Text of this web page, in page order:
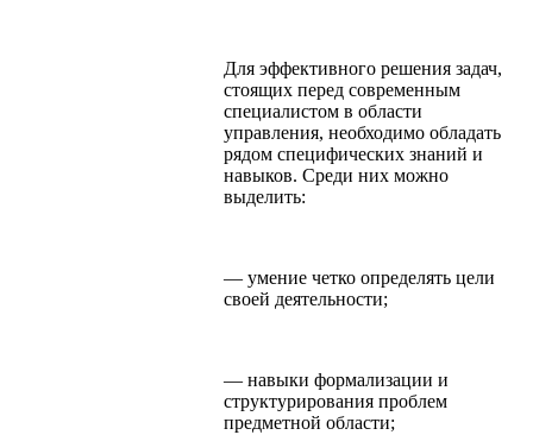
Для эффективного решения задач,
стоящих перед современным
специалистом в области
управления, необходимо обладать
рядом специфических знаний и
навыков. Среди них можно
выделить:
— умение четко определять цели
своей деятельности;
— навыки формализации и
структурирования проблем
предметной области;